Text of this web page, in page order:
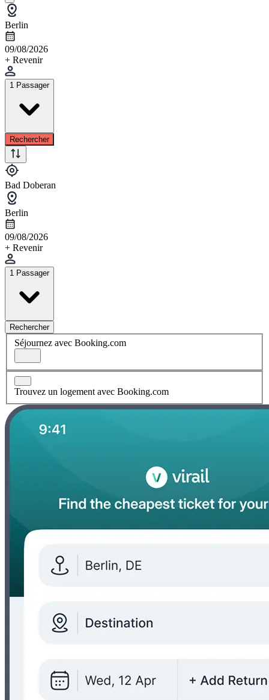
Berlin
09/08/2026
+ Revenir
1 Passager
Rechercher
Bad Doberan
Berlin
09/08/2026
+ Revenir
1 Passager
Rechercher
Séjournez avec Booking.com
Trouvez un logement avec Booking.com